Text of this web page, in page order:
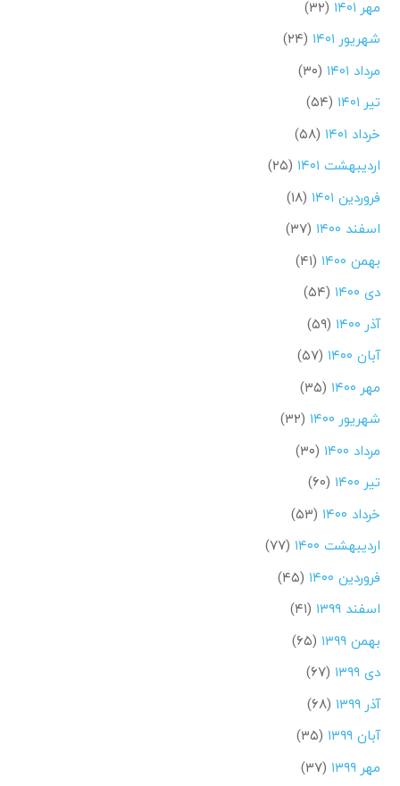
مهر ۱۴۰۱
(۳۲)
شهریور ۱۴۰۱
(۲۴)
مرداد ۱۴۰۱
(۳۰)
تیر ۱۴۰۱
(۵۴)
خرداد ۱۴۰۱
(۵۸)
اردیبهشت ۱۴۰۱
(۲۵)
فروردین ۱۴۰۱
(۱۸)
اسفند ۱۴۰۰
(۳۷)
بهمن ۱۴۰۰
(۴۱)
دی ۱۴۰۰
(۵۴)
آذر ۱۴۰۰
(۵۹)
آبان ۱۴۰۰
(۵۷)
مهر ۱۴۰۰
(۳۵)
شهریور ۱۴۰۰
(۳۲)
مرداد ۱۴۰۰
(۳۰)
تیر ۱۴۰۰
(۶۰)
خرداد ۱۴۰۰
(۵۳)
اردیبهشت ۱۴۰۰
(۷۷)
فروردین ۱۴۰۰
(۴۵)
اسفند ۱۳۹۹
(۴۱)
بهمن ۱۳۹۹
(۶۵)
دی ۱۳۹۹
(۶۷)
آذر ۱۳۹۹
(۶۸)
آبان ۱۳۹۹
(۳۵)
مهر ۱۳۹۹
(۳۷)